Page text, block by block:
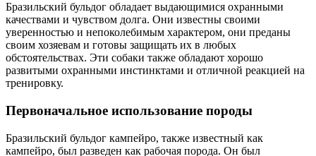
Бразильский бульдог обладает выдающимися охранными
качествами и чувством долга. Они известны своими
уверенностью и непоколебимым характером, они преданы
своим хозяевам и готовы защищать их в любых
обстоятельствах. Эти собаки также обладают хорошо
развитыми охранными инстинктами и отличной реакцией на
тренировку.
Первоначальное использование породы
Бразильский бульдог кампейро, также известный как
кампейро, был разведен как рабочая порода. Он был